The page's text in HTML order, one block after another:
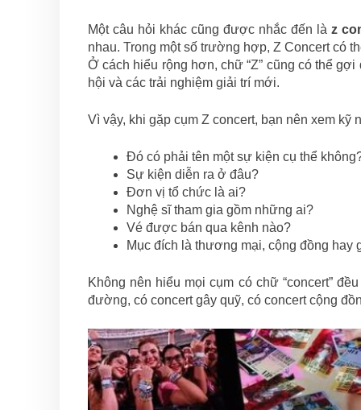
Một câu hỏi khác cũng được nhắc đến là z
nhau. Trong một số trường hợp, Z Concert có
Ở cách hiểu rộng hơn, chữ “Z” cũng có thể
hội và các trải nghiệm giải trí mới.
Vì vậy, khi gặp cụm Z concert, bạn nên xem kỹ
Đó có phải tên một sự kiện cụ thể
Sự kiện diễn ra ở đâu?
Đơn vị tổ chức là ai?
Nghệ sĩ tham gia gồm những ai?
Vé được bán qua kênh nào?
Mục đích là thương mại, cộng đồng hay
Không nên hiểu mọi cụm có chữ “concert”
đường, có concert gây quỹ, có concert cộng